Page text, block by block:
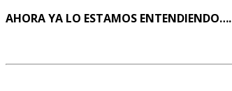
AHORA YA LO ESTAMOS ENTENDIENDO….